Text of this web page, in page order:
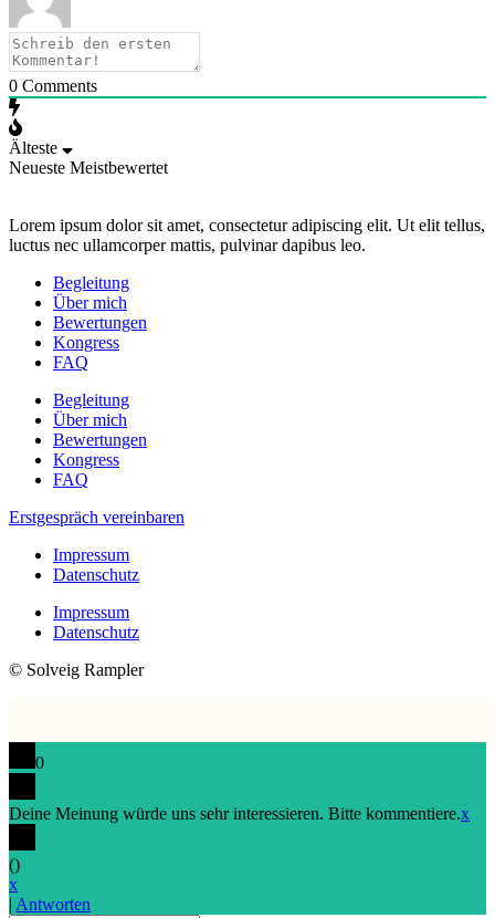
0 Comments
Älteste
Neueste Meistbewertet
Lorem ipsum dolor sit amet, consectetur adipiscing elit. Ut elit tellus,
luctus nec ullamcorper mattis, pulvinar dapibus leo.
Begleitung
Über mich
Bewertungen
Kongress
FAQ
Begleitung
Über mich
Bewertungen
Kongress
FAQ
Erstgespräch vereinbaren
Impressum
Datenschutz
Impressum
Datenschutz
© Solveig Rampler
0
Deine Meinung würde uns sehr interessieren. Bitte kommentiere.x
()
x
| Antworten